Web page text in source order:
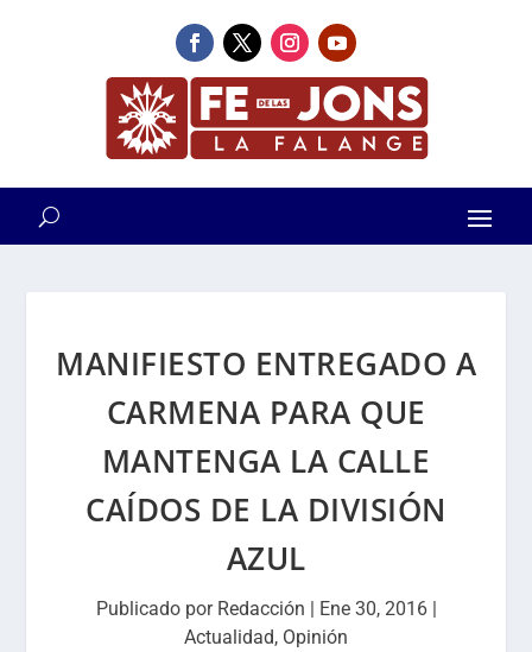
MANIFIESTO ENTREGADO A
CARMENA PARA QUE
MANTENGA LA CALLE
CAÍDOS DE LA DIVISIÓN
AZUL
Publicado por Redacción | Ene 30, 2016|
Actualidad, Opinión